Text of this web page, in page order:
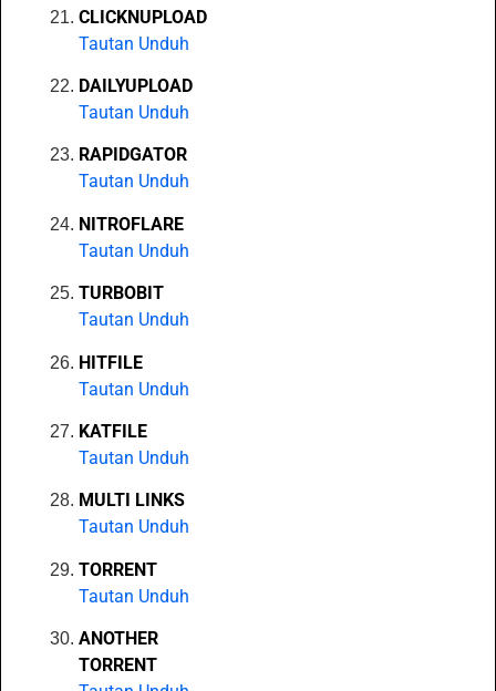
CLICKNUPLOAD
Tautan Unduh
DAILYUPLOAD
Tautan Unduh
RAPIDGATOR
Tautan Unduh
NITROFLARE
Tautan Unduh
TURBOBIT
Tautan Unduh
HITFILE
Tautan Unduh
KATFILE
Tautan Unduh
MULTI LINKS
Tautan Unduh
TORRENT
Tautan Unduh
ANOTHER
TORRENT